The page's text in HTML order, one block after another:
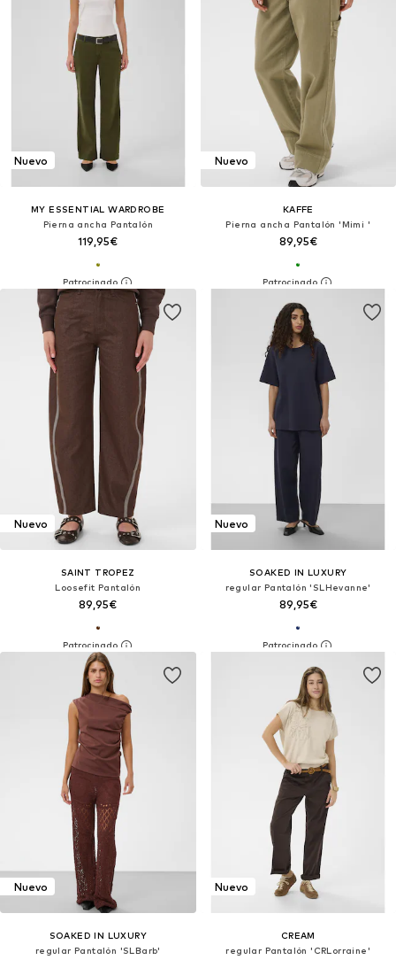
Nuevo
MY ESSENTIAL WARDROBE
Pierna ancha Pantalón
119,95€
Nuevo
KAFFE
Pierna ancha Pantalón 'Mimi '
89,95€
Nuevo
SAINT TROPEZ
Loosefit Pantalón
89,95€
Nuevo
SOAKED IN LUXURY
regular Pantalón 'SLHevanne'
89,95€
Nuevo
SOAKED IN LUXURY
regular Pantalón 'SLBarb'
Nuevo
CREAM
regular Pantalón 'CRLorraine'